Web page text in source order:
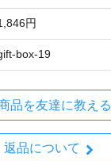
円
box-19
品を友達に教える
返品について